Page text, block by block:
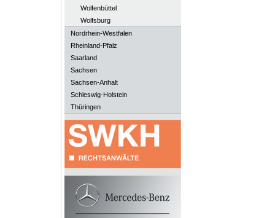
Wolfenbüttel
Wolfsburg
Nordrhein-Westfalen
Rheinland-Pfalz
Saarland
Sachsen
Sachsen-Anhalt
Schleswig-Holstein
Thüringen